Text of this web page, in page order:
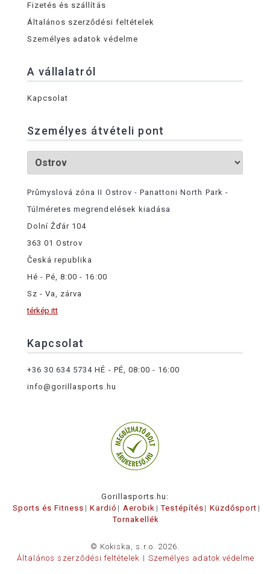
Fizetés és szállítás
Általános szerződési feltételek
Személyes adatok védelme
A vállalatról
Kapcsolat
Személyes átvételi pont
Průmyslová zóna II Ostrov - Panattoni North Park -
Túlméretes megrendelések kiadása
Dolní Žďár 104
363 01 Ostrov
Česká republika
Hé - Pé, 8:00 - 16:00
Sz - Va, zárva
térkép itt
Kapcsolat
+36 30 634 5734 HÉ - PÉ, 08:00 - 16:00
info@gorillasports.hu
Gorillasports.hu:
Sports és Fitness
Kardió Aerobik Testépítés
Küzdősport
Tornakellék
© Kokiska, s.r.o. 2026.
Általános szerződési feltételek
Személyes adatok védelme